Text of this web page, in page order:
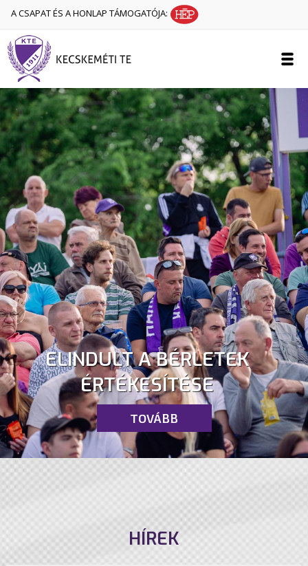
A CSAPAT ÉS A HONLAP TÁMOGATÓJA:
ELINDULT A BÉRLETEK
ÉRTÉKESÍTÉSE
TOVÁBB
HÍREK